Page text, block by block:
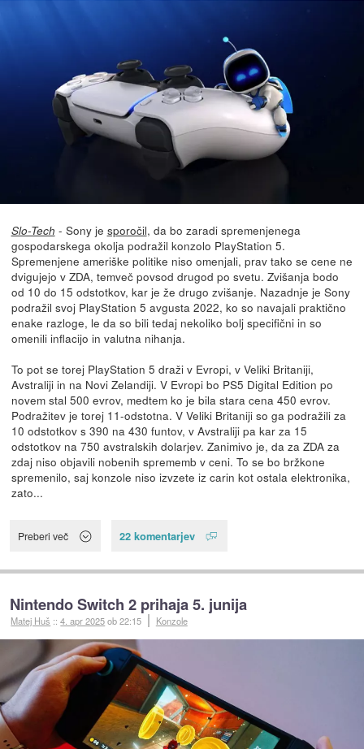
Slo-Tech - Sony je sporočil, da bo zaradi spremenjenega
gospodarskega okolja podražil konzolo PlayStation 5.
Spremenjene ameriške politike niso omenjali, prav tako se cene ne
dvigujejo v ZDA, temveč povsod drugod po svetu. Zvišanja bodo
od 10 do 15 odstotkov, kar je že drugo zvišanje. Nazadnje je Sony
podražil svoj PlayStation 5 avgusta 2022, ko so navajali praktično
enake razloge, le da so bili tedaj nekoliko bolj specifični in so
omenili inflacijo in valutna nihanja.
To pot se torej PlayStation 5 draži v Evropi, v Veliki Britaniji,
Avstraliji in na Novi Zelandiji. V Evropi bo PS5 Digital Edition po
novem stal 500 evrov, medtem ko je bila stara cena 450 evrov.
Podražitev je torej 11-odstotna. V Veliki Britaniji so ga podražili za
10 odstotkov s 390 na 430 funtov, v Avstraliji pa kar za 15
odstotkov na 750 avstralskih dolarjev. Zanimivo je, da za ZDA za
zdaj niso objavili nobenih sprememb v ceni. To se bo bržkone
spremenilo, saj konzole niso izvzete iz carin kot ostala elektronika,
zato...
Preberi več 22 komentarjev
Nintendo Switch 2 prihaja 5. junija
Matej Huš ::4. apr 2025ob 22:15 Konzole